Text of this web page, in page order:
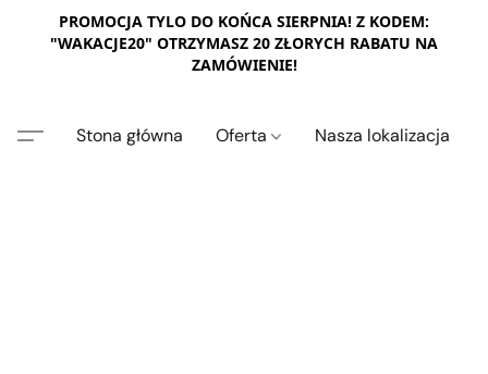
PROMOCJA TYLO DO KOŃCA SIERPNIA! Z KODEM:
"WAKACJE20" OTRZYMASZ 20 ZŁORYCH RABATU NA
ZAMÓWIENIE!
Stona główna Oferta Nasza lokalizacja